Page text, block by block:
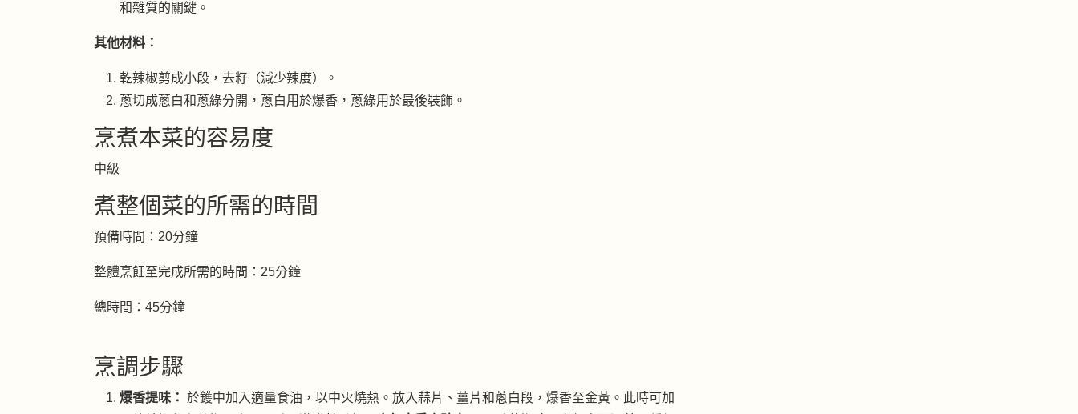
和雜質的關鍵。
其他材料：
乾辣椒剪成小段，去籽（減少辣度）。
蔥切成蔥白和蔥綠分開，蔥白用於爆香，蔥綠用於最後裝飾。
烹煮本菜的容易度
中級
煮整個菜的所需的時間
預備時間：20分鐘
整體烹飪至完成所需的時間：25分鐘
總時間：45分鐘
烹調步驟
爆香提味： 於鑊中加入適量食油，以中火燒熱。放入蒜片、薑片和蔥白段，爆香至金黃。此時可加